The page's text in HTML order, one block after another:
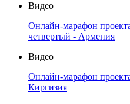
Видео
Онлайн-марафон
четвертый - Армения
Видео
Онлайн-марафон
Киргизия